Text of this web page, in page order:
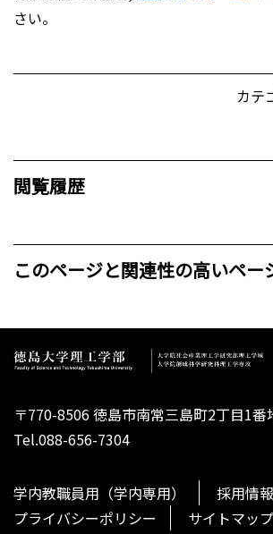
さい。
カテ
閲覧履歴
このページと関連性の高いペー
〒770-8506 徳島市南常三島町2丁目1番
Tel.088-656-7304
学内教職員用（学内専用）
採用情報
プライバシーポリシー
サイトマップ